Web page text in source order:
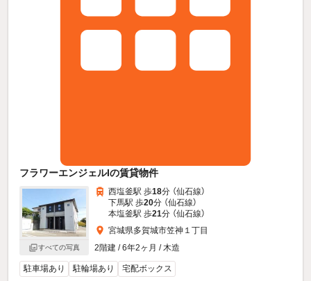
フラワーエンジェルIの賃貸物件
すべての写真
西塩釜駅 歩18分 （仙石線）
下馬駅 歩20分 （仙石線）
本塩釜駅 歩21分 （仙石線）
宮城県多賀城市笠神１丁目
2階建 / 6年2ヶ月 / 木造
駐車場あり 駐輪場あり 宅配ボックス